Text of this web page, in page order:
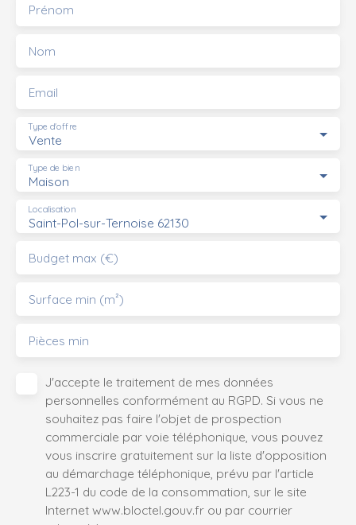
Prénom
Nom
Email
Vente
Type d'offre
Maison
Type de bien
Saint-Pol-sur-Ternoise 62130
Localisation
Budget max (€)
Surface min (m²)
Pièces min
J'accepte le traitement de mes données
personnelles conformément au RGPD. Si vous ne
souhaitez pas faire l'objet de prospection
commerciale par voie téléphonique, vous pouvez
vous inscrire gratuitement sur la liste d'opposition
au démarchage téléphonique, prévu par l'article
L223-1 du code de la consommation, sur le site
Internet www.bloctel.gouv.fr ou par courrier